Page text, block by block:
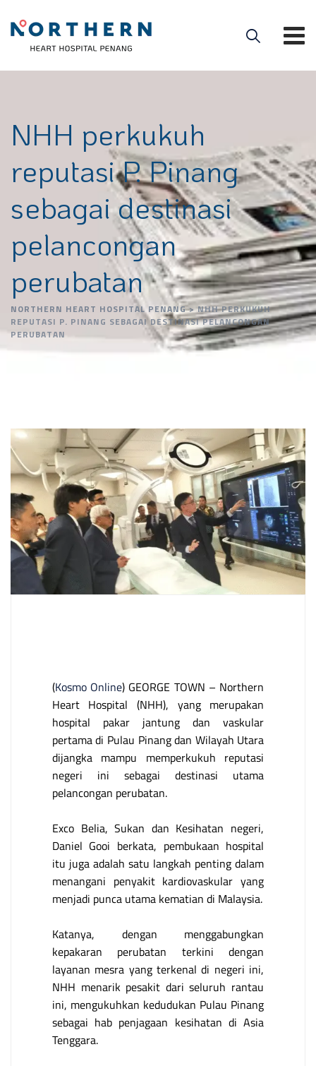
NHH perkukuh
reputasi P. Pinang
sebagai destinasi
pelancongan
perubatan
NORTHERN HEART HOSPITAL PENANG>NHH PERKUKUH
REPUTASI P. PINANG SEBAGAI DESTINASI PELANCONGAN
PERUBATAN
(Kosmo Online) GEORGE TOWN – Northern
Heart Hospital (NHH), yang merupakan
hospital pakar jantung dan vaskular
pertama di Pulau Pinang dan Wilayah Utara
dijangka mampu memperkukuh reputasi
negeri ini sebagai destinasi utama
pelancongan perubatan.
Exco Belia, Sukan dan Kesihatan negeri,
Daniel Gooi berkata, pembukaan hospital
itu juga adalah satu langkah penting dalam
menangani penyakit kardiovaskular yang
menjadi punca utama kematian di Malaysia.
Katanya, dengan menggabungkan
kepakaran perubatan terkini dengan
layanan mesra yang terkenal di negeri ini,
NHH menarik pesakit dari seluruh rantau
ini, mengukuhkan kedudukan Pulau Pinang
sebagai hab penjagaan kesihatan di Asia
Tenggara.